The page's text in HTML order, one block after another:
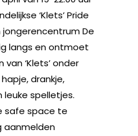
‘Klets’ Pride
jongerencentrum De
langs en ontmoet
‘Klets’ onder
drankje,
leuke spelletjes.
safe space te
aanmelden